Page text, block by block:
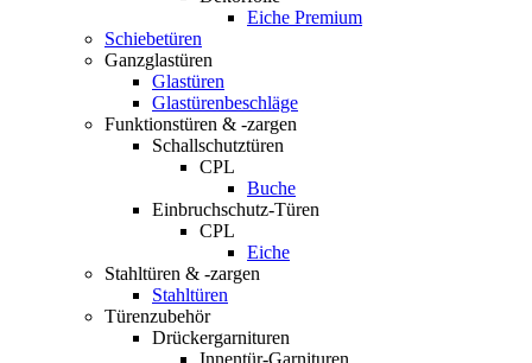
Eiche Premium
Schiebetüren
Ganzglastüren
Glastüren
Glastürenbeschläge
Funktionstüren & -zargen
Schallschutztüren
CPL
Buche
Einbruchschutz-Türen
CPL
Eiche
Stahltüren & -zargen
Stahltüren
Türenzubehör
Drückergarnituren
Innentür-Garnituren